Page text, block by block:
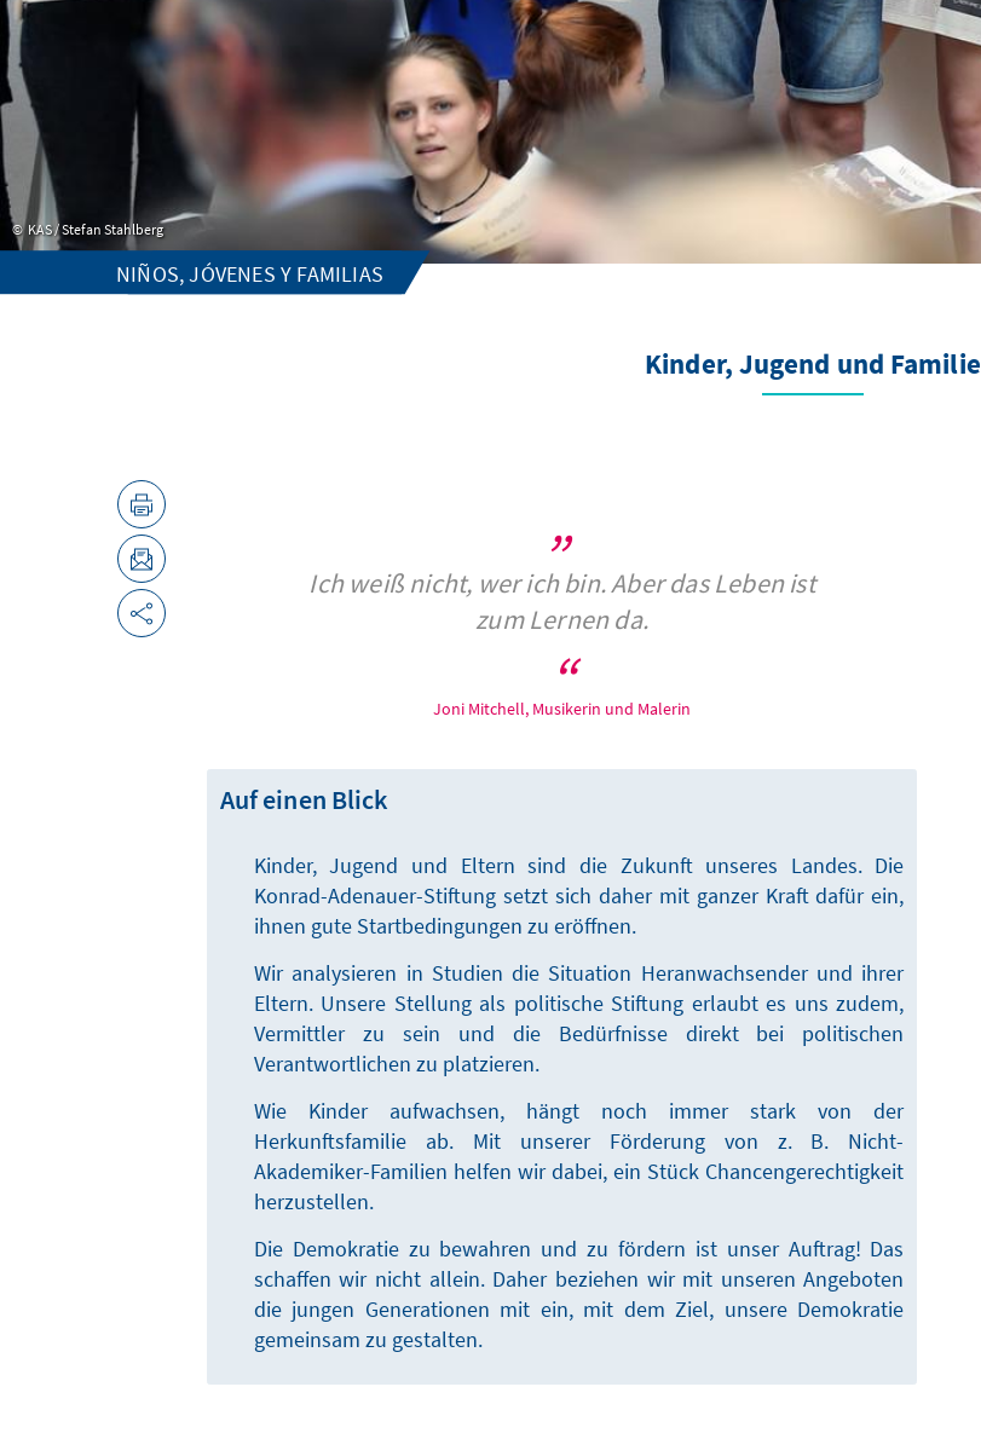
KAS / Stefan Stahlberg
NIÑOS, JÓVENES Y FAMILIAS
Kinder, Jugend und Familie
Ich weiß nicht, wer ich bin. Aber das Leben ist
zum Lernen da.
Joni Mitchell, Musikerin und Malerin
Auf einen Blick
Kinder, Jugend und Eltern sind die Zukunft unseres Landes. Die
Konrad-Adenauer-Stiftung setzt sich daher mit ganzer Kraft dafür ein,
ihnen gute Startbedingungen zu eröffnen.
Wir analysieren in Studien die Situation Heranwachsender und ihrer
Eltern. Unsere Stellung als politische Stiftung erlaubt es uns zudem,
Vermittler zu sein und die Bedürfnisse direkt bei politischen
Verantwortlichen zu platzieren.
Wie Kinder aufwachsen, hängt noch immer stark von der
Herkunftsfamilie ab. Mit unserer Förderung von z. B. Nicht-
Akademiker-Familien helfen wir dabei, ein Stück Chancengerechtigkeit
herzustellen.
Die Demokratie zu bewahren und zu fördern ist unser Auftrag! Das
schaffen wir nicht allein. Daher beziehen wir mit unseren Angeboten
die jungen Generationen mit ein, mit dem Ziel, unsere Demokratie
gemeinsam zu gestalten.